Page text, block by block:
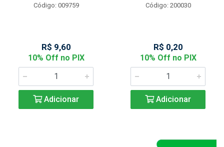
Código: 009759
R$ 9,60
10% Off no PIX
Adicionar
Código: 200030
R$ 0,20
10% Off no PIX
Adicionar